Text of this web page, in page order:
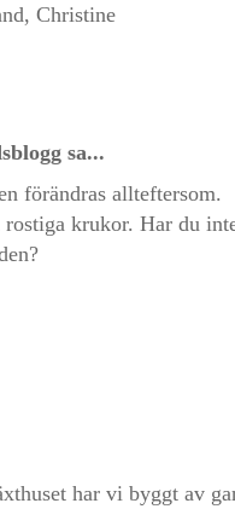
Christine
sa...
förändras allteftersom.
krukor. Har du
har vi byggt av